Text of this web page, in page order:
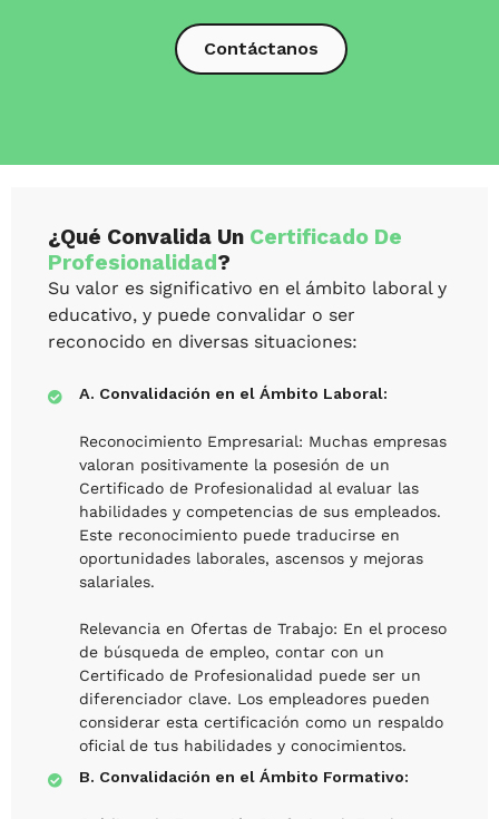
Contáctanos
¿Qué Convalida Un Certificado De
Profesionalidad?
Su valor es significativo en el ámbito laboral y
educativo, y puede convalidar o ser
reconocido en diversas situaciones:
A. Convalidación en el Ámbito Laboral:
Reconocimiento Empresarial: Muchas empresas
valoran positivamente la posesión de un
Certificado de Profesionalidad al evaluar las
habilidades y competencias de sus empleados.
Este reconocimiento puede traducirse en
oportunidades laborales, ascensos y mejoras
salariales.
Relevancia en Ofertas de Trabajo: En el proceso
de búsqueda de empleo, contar con un
Certificado de Profesionalidad puede ser un
diferenciador clave. Los empleadores pueden
considerar esta certificación como un respaldo
oficial de tus habilidades y conocimientos.
B. Convalidación en el Ámbito Formativo: